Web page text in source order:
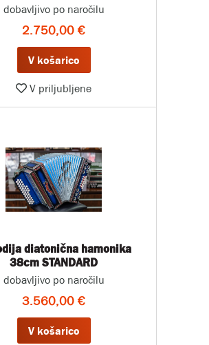
dobavljivo po naročilu
2.750,00 €
V košarico
V priljubljene
diatonična hamonika
38cm STANDARD
dobavljivo po naročilu
3.560,00 €
V košarico